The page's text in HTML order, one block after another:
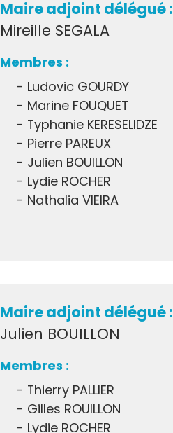
Maire adjoint délégué :
Mireille SEGALA
Ludovic GOURDY
Marine FOUQUET
Typhanie KERESELIDZE
Pierre PAREUX
Julien BOUILLON
Lydie ROCHER
Nathalia VIEIRA
Maire adjoint délégué :
Julien BOUILLON
Thierry PALLIER
Gilles ROUILLON
Lydie ROCHER